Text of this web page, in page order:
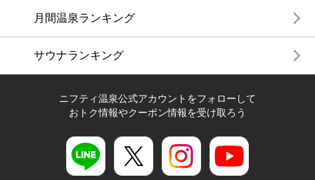
月間温泉ランキング
サウナランキング
ニフティ温泉公式アカウントをフォローして
おトク情報やクーポン情報を受け取ろう